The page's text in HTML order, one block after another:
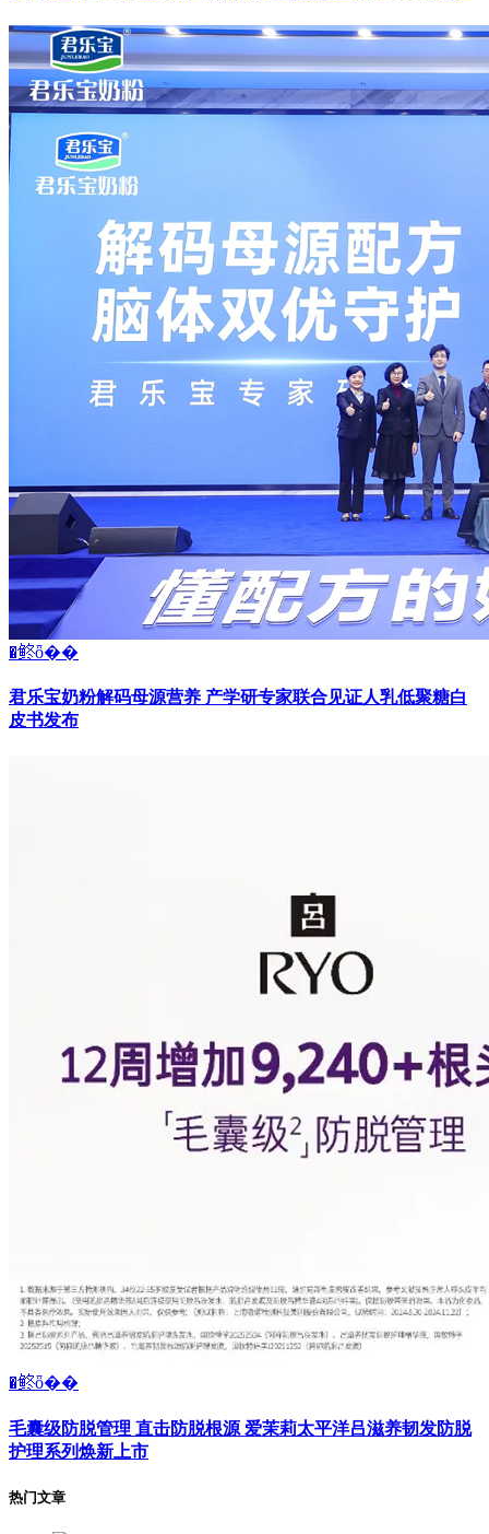
�鿴ȫ��
君乐宝奶粉解码母源营养 产学研专家联合见证人乳低聚糖白
皮书发布
�鿴ȫ��
毛囊级防脱管理 直击防脱根源 爱茉莉太平洋吕滋养韧发防脱
护理系列焕新上市
热门文章